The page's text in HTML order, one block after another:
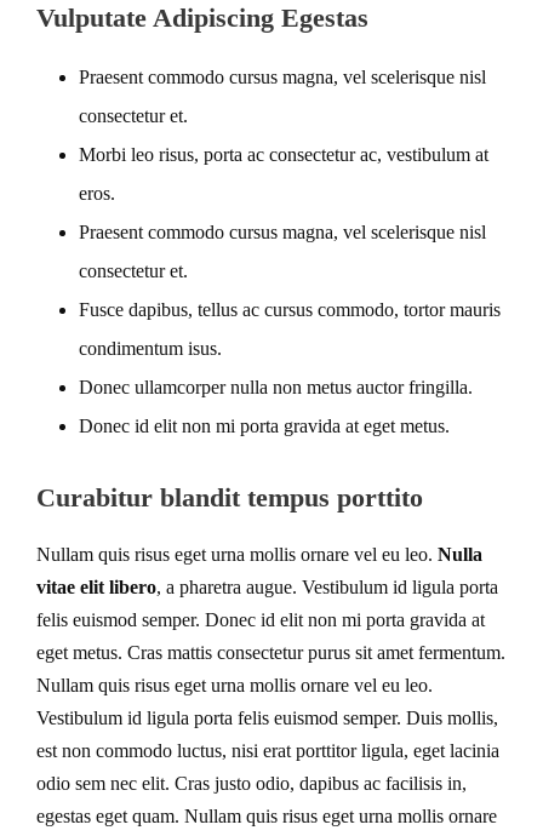
Vulputate Adipiscing Egestas
Praesent commodo cursus magna, vel scelerisque nisl
consectetur et.
Morbi leo risus, porta ac consectetur ac, vestibulum at
eros.
Praesent commodo cursus magna, vel scelerisque nisl
consectetur et.
Fusce dapibus, tellus ac cursus commodo, tortor mauris
condimentum isus.
Donec ullamcorper nulla non metus auctor fringilla.
Donec id elit non mi porta gravida at eget metus.
Curabitur blandit tempus porttito
Nullam quis risus eget urna mollis ornare vel eu leo. Nulla
vitae elit libero, a pharetra augue. Vestibulum id ligula porta
felis euismod semper. Donec id elit non mi porta gravida at
eget metus. Cras mattis consectetur purus sit amet fermentum.
Nullam quis risus eget urna mollis ornare vel eu leo.
Vestibulum id ligula porta felis euismod semper. Duis mollis,
est non commodo luctus, nisi erat porttitor ligula, eget lacinia
odio sem nec elit. Cras justo odio, dapibus ac facilisis in,
egestas eget quam. Nullam quis risus eget urna mollis ornare